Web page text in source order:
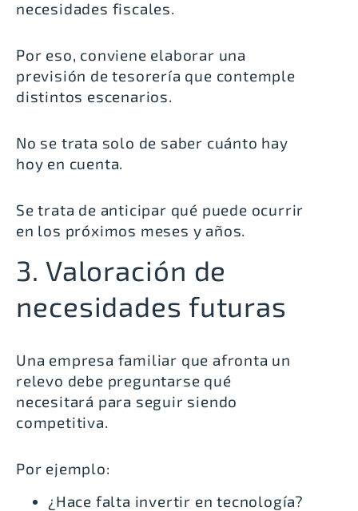
necesidades fiscales.
Por eso, conviene elaborar una
previsión de tesorería que contemple
distintos escenarios.
No se trata solo de saber cuánto hay
hoy en cuenta.
Se trata de anticipar qué puede ocurrir
en los próximos meses y años.
3. Valoración de
necesidades futuras
Una empresa familiar que afronta un
relevo debe preguntarse qué
necesitará para seguir siendo
competitiva.
Por ejemplo:
¿Hace falta invertir en tecnología?